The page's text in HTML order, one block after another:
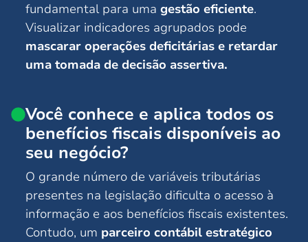
fundamental para uma gestão eficiente.
Visualizar indicadores agrupados pode
mascarar operações deficitárias e retardar
uma tomada de decisão assertiva.
Você conhece e aplica todos os
benefícios fiscais disponíveis ao
seu negócio?
O grande número de variáveis tributárias
presentes na legislação dificulta o acesso à
informação e aos benefícios fiscais existentes.
Contudo, um parceiro contábil estratégico